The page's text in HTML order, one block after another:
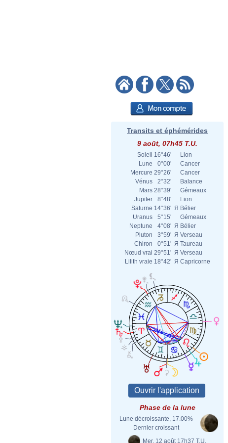
Transits et éphémérides
9 août, 07h45 T.U.
Soleil 16°46'
Lion
Lune
0°00'
Cancer
Mercure 29°26'
Cancer
Vénus
2°32'
Balance
Mars 28°39'
Gémeaux
Jupiter
8°48'
Lion
Saturne 14°36' Я Bélier
Uranus
5°15'
Gémeaux
Neptune
4°08' Я Bélier
Pluton
3°59' Я Verseau
Chiron
0°51' Я Taureau
Nœud vrai 29°51' Я Verseau
Lilith vraie 18°42' Я Capricorne
Phase de la lune
Lune décroissante, 17.00%
Dernier croissant
Mer. 12 août 17h37 T.U.